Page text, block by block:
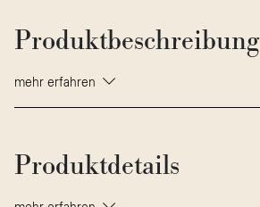
Produktbeschreibung
mehr erfahren
Produktdetails